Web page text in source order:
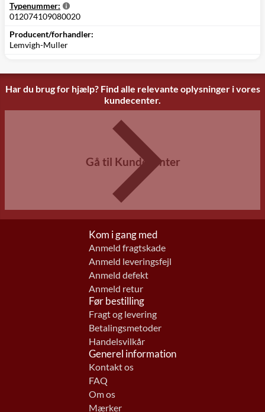
Typenummer:
012074109080020
Producent/forhandler:
Lemvigh-Muller
Har du brug for hjælp? Find alle relevante oplysninger i vores
kundecenter.
Gå til Kundecenter
Kom i gang med
Anmeld fragtskade
Anmeld leveringsfejl
Anmeld defekt
Anmeld retur
Før bestilling
Fragt og levering
Betalingsmetoder
Handelsvilkår
Generel information
Kontakt os
FAQ
Om os
Mærker